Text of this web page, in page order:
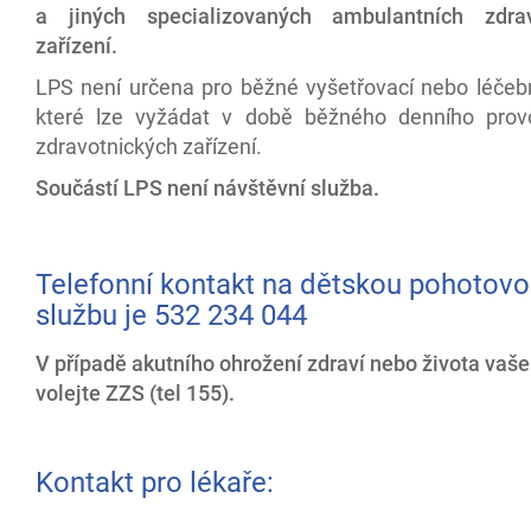
a jiných specializovaných ambulantních
zařízení.
LPS není určena pro běžné vyšetřovací nebo
které lze vyžádat v době běžného denního
zdravotnických zařízení.
Součástí LPS není návštěvní služba.
Telefonní kontakt na dětskou
službu je 532 234 044
V případě akutního ohrožení zdraví nebo života
volejte ZZS (tel 155).
Kontakt pro lékaře: